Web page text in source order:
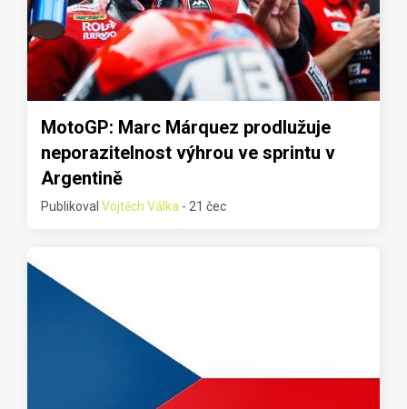
MotoGP: Marc Márquez prodlužuje
neporazitelnost výhrou ve sprintu v
Argentině
Publikoval Vojtěch Válka - 21 čec